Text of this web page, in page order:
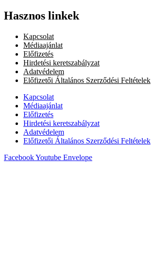
Hasznos linkek
Kapcsolat
Médiaajánlat
Előfizetés
Hirdetési keretszabályzat
Adatvédelem
Előfizetői Általános Szerződési Feltételek
Kapcsolat
Médiaajánlat
Előfizetés
Hirdetési keretszabályzat
Adatvédelem
Előfizetői Általános Szerződési Feltételek
FacebookYoutube Envelope